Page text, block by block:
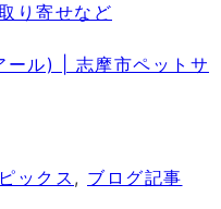
り寄せなど
ル) | 志摩市ペットサ
ックス, ブログ記事